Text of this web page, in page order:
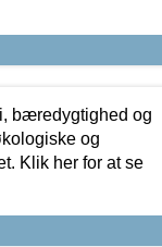
bæredygtighed og
og
Klik her for at se